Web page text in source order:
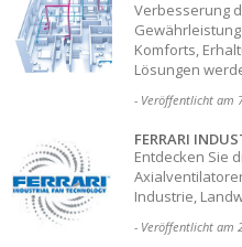
Verbesserung
Komforts,
Lösungen
- Veröffentlicht am
FERRARI
Entdecken Sie
Industrie,
- Veröffentlicht am